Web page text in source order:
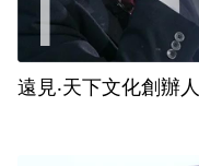
遠見‧天下文化創辦